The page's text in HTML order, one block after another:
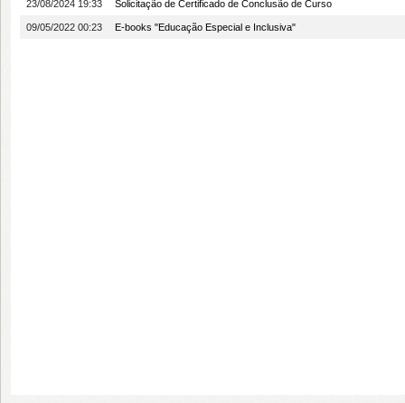
23/08/2024 19:33 Solicitação de Certificado de Conclusão de Curso
09/05/2022 00:23 E-books "Educação Especial e Inclusiva"